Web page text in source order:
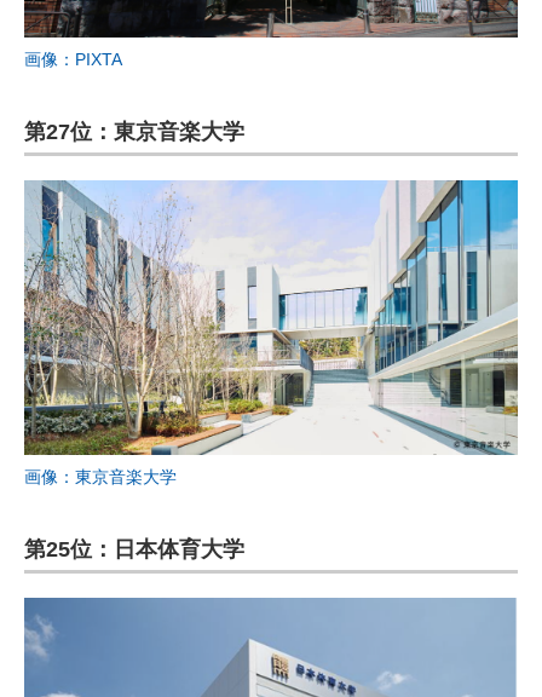
画像：PIXTA
第27位：東京音楽大学
画像：東京音楽大学
第25位：日本体育大学